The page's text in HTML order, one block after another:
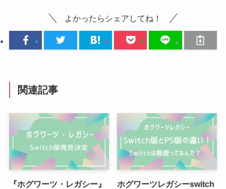
よかったらシェアしてね！
関連記事
『ホグワーツ・レガシー』
ホグワーツレガシーswitch